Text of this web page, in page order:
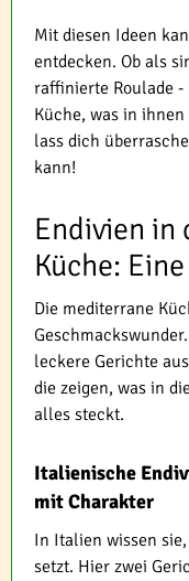
Mit diesen Ideen
entdecken. Ob als
raffinierte Roulade
Küche, was in
lass dich
kann!
Endivien in
Küche:
Die mediterrane
leckere Gerichte
die zeigen, was in
alles steckt.
Italienische
mit Charakter
In Italien wissen
setzt. Hier zwei